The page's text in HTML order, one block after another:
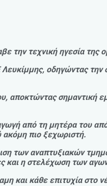
την τεχνική ηγεσία της
οδηγώντας
αποκτώντας σημαντική
από τη μητέρα του
ακόμη πιο ξεχωριστή.
των αναπτυξιακών
και η στελέχωση των
και κάθε επιτυχία στο